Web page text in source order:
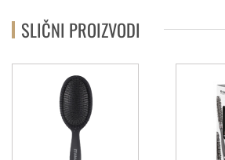
SLIČNI PROIZVODI